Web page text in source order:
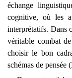
échange
cognitive, où les
interprétatifs. Dans
véritable combat
choisir le bon
schémas de